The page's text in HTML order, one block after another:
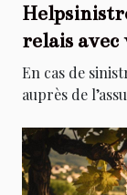
relais avec
sinistre
En cas de
auprès de